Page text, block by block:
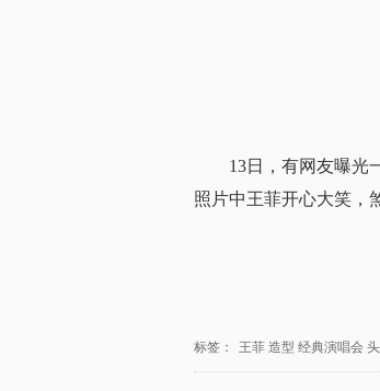
13日，有网友曝光
照片中王菲开心大笑，
标签： 王菲 造型 经典演唱会